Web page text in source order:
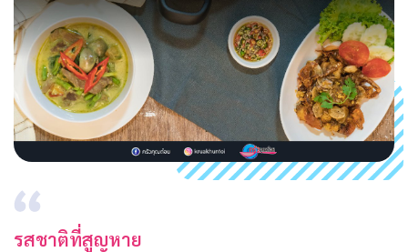
ติดต่อเรา
รสชาติที่สูญหาย